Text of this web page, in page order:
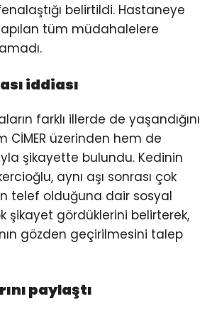
belirtildi. Hastaneye
tüm müdahalelere
iddiası
farklı illerde de yaşandığını
CİMER üzerinden hem de
şikayette bulundu. Kedinin
aynı aşı sonrası çok
telef olduğuna dair sosyal
şikayet gördüklerini belirterek,
gözden geçirilmesini talep
paylaştı